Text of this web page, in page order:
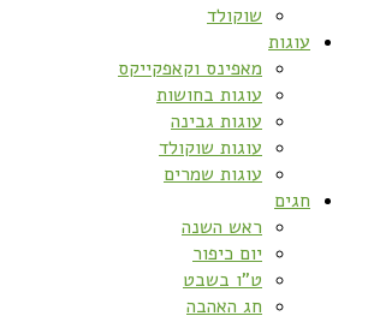
שוקולד
עוגות
מאפינס וקאפקייקס
עוגות בחושות
עוגות גבינה
עוגות שוקולד
עוגות שמרים
חגים
ראש השנה
יום כיפור
ט”ו בשבט
חג האהבה